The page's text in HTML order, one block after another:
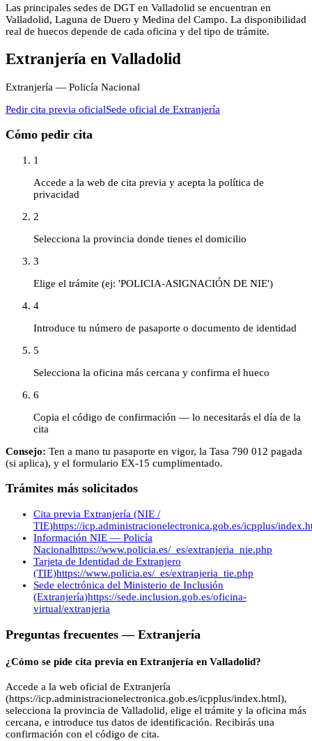
Las principales sedes de DGT en Valladolid se encuentran en
Valladolid, Laguna de Duero y Medina del Campo. La disponibilidad
real de huecos depende de cada oficina y del tipo de trámite.
Extranjería en Valladolid
Extranjería — Policía Nacional
Pedir cita previa oficialSede oficial de Extranjería
Cómo pedir cita
1
Accede a la web de cita previa y acepta la política de
privacidad
2
Selecciona la provincia donde tienes el domicilio
3
Elige el trámite (ej: 'POLICIA-ASIGNACIÓN DE NIE')
4
Introduce tu número de pasaporte o documento de identidad
5
Selecciona la oficina más cercana y confirma el hueco
6
Copia el código de confirmación — lo necesitarás el día de la
cita
Consejo: Ten a mano tu pasaporte en vigor, la Tasa 790 012 pagada
(si aplica), y el formulario EX-15 cumplimentado.
Trámites más solicitados
Cita previa Extranjería (NIE /
TIE)https://icp.administracionelectronica.gob.es/icpplus/
Información NIE — Policía
Nacionalhttps://www.policia.es/_es/extranjeria_nie.php
Tarjeta de Identidad de Extranjero
(TIE)https://www.policia.es/_es/extranjeria_tie.php
Sede electrónica del Ministerio de Inclusión
(Extranjería)https://sede.inclusion.gob.es/oficina-
virtual/extranjeria
Preguntas frecuentes — Extranjería
¿Cómo se pide cita previa en Extranjería en Valladolid?
Accede a la web oficial de Extranjería
(https://icp.administracionelectronica.gob.es/icpplus/index.html),
selecciona la provincia de Valladolid, elige el trámite y la oficina más
cercana, e introduce tus datos de identificación. Recibirás una
confirmación con el código de cita.